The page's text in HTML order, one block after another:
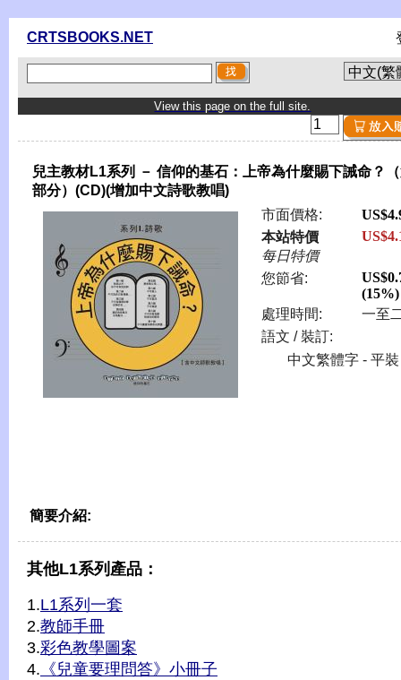
CRTSBOOKS.NET
View this page on the full site.
兒主教材L1系列 － 信仰的基石：上帝為什麼賜下誡命？
部分）(CD)(增加中文詩歌教唱)
市面價格:
本站特價
每日特價
您節省:
(15%)
處理時間:
一至
語文 / 裝訂:
中文繁體字 - 平裝
簡要介紹:
其他L1系列產品：
1.L1系列一套
2.教師手冊
3.彩色教學圖案
4. 《兒童要理問答》小冊子